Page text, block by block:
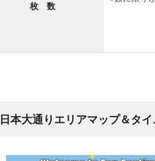
枚 数
日本大通りエリアマップ＆タ